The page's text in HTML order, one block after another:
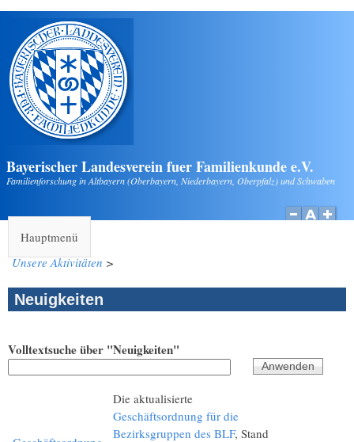
Direkt zum Inhalt
Bayerischer Landesverein fuer Familienkunde e.V.
Familienforschung in Altbayern (Oberbayern, Niederbayern, Oberpfalz) und Schwaben
Hauptmenü
Unsere Aktivitäten >
Neuigkeiten
Volltextsuche über "Neuigkeiten"
Die aktualisierte
Geschäftsordnung für die
Bezirksgruppen des BLF, Stand